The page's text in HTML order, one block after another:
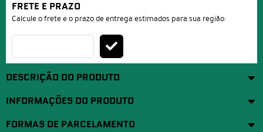
FRETE E PRAZO
Calcule o frete e o prazo de entrega estimados para sua região:
DESCRIÇÃO DO PRODUTO
INFORMAÇÕES DO PRODUTO
FORMAS DE PARCELAMENTO